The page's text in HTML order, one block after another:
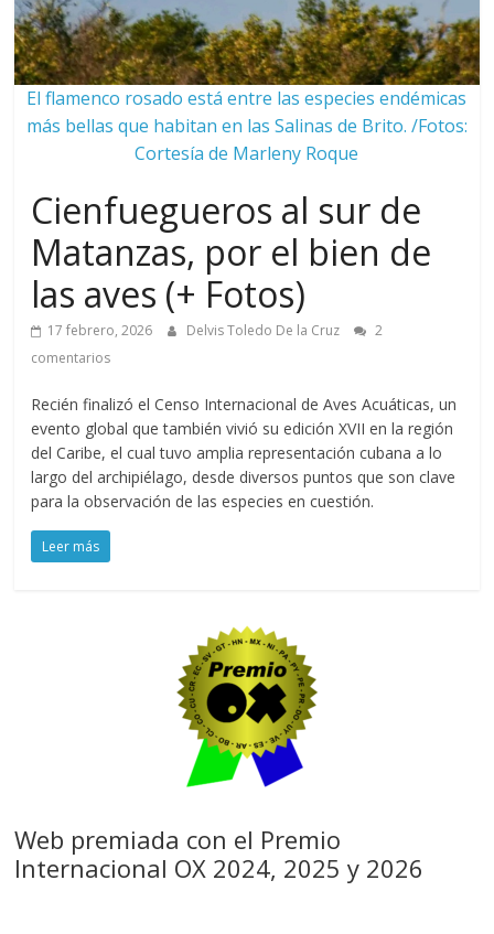
El flamenco rosado está entre las especies endémicas
más bellas que habitan en las Salinas de Brito. /Fotos:
Cortesía de Marleny Roque
Cienfuegueros al sur de
Matanzas, por el bien de
las aves (+ Fotos)
17 febrero, 2026 Delvis Toledo De la Cruz
2
comentarios
Recién finalizó el Censo Internacional de Aves Acuáticas, un
evento global que también vivió su edición XVII en la región
del Caribe, el cual tuvo amplia representación cubana a lo
largo del archipiélago, desde diversos puntos que son clave
para la observación de las especies en cuestión.
Leer más
Web premiada con el Premio
Internacional OX 2024, 2025 y 2026